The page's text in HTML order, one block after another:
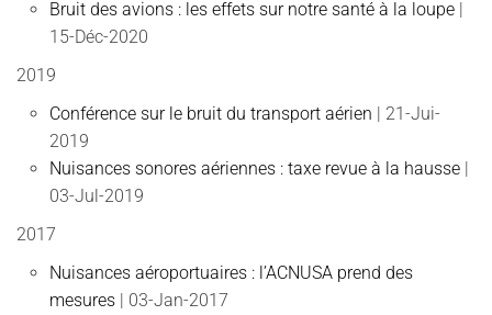
Bruit des avions : les effets sur notre santé à la loupe |
15-Déc-2020
2019
Conférence sur le bruit du transport aérien | 21-Jui-
2019
Nuisances sonores aériennes : taxe revue à la hausse |
03-Jul-2019
2017
Nuisances aéroportuaires : l’ACNUSA prend des
mesures | 03-Jan-2017